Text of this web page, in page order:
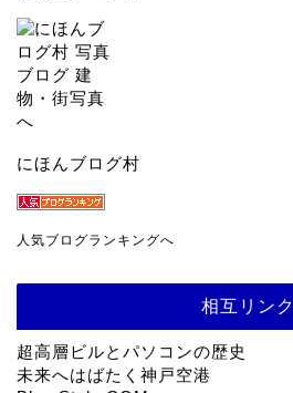
にほんブログ村
人気ブログランキングへ
相互リンク
超高層ビルとパソコンの歴史
未来へはばたく神戸空港